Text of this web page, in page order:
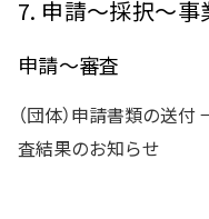
7. 申請～採択～
申請～審査
（団体）申請書類の送付
査結果のお知らせ